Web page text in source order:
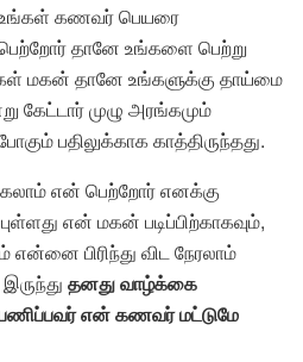
உங்கள் கணவர் பெயரை
தானே உங்களை பெற்று
மகன் தானே உங்களுக்கு தாய்மை
கேட்டார் முழு அரங்கமும்
பதிலுக்காக காத்திருந்தது.
என் பெற்றோர் எனக்கு
என் மகன் படிப்பிற்காகவும்,
பிரிந்து விட நேரலாம்
தனது வாழ்க்கை
என் கணவர் மட்டுமே